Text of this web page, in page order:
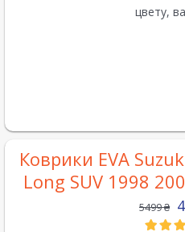
цвету,
Коврики EVA
Long SUV 1998
5499₴